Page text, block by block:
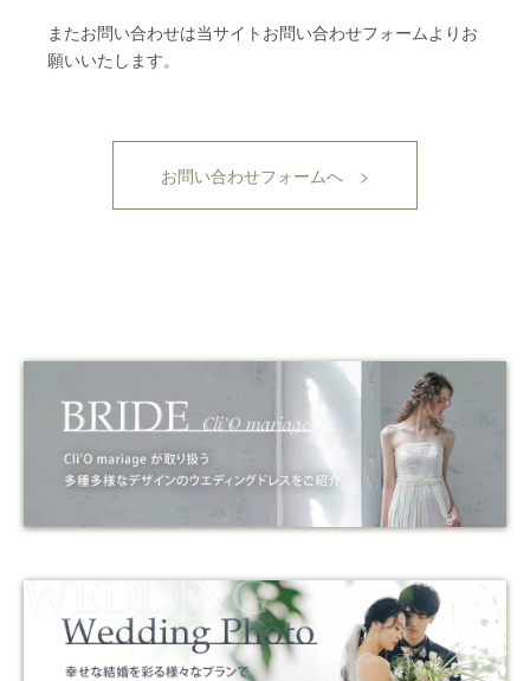
またお問い合わせは当サイトお問い合わせフォームよりお
願いいたします。
お問い合わせフォームへ >